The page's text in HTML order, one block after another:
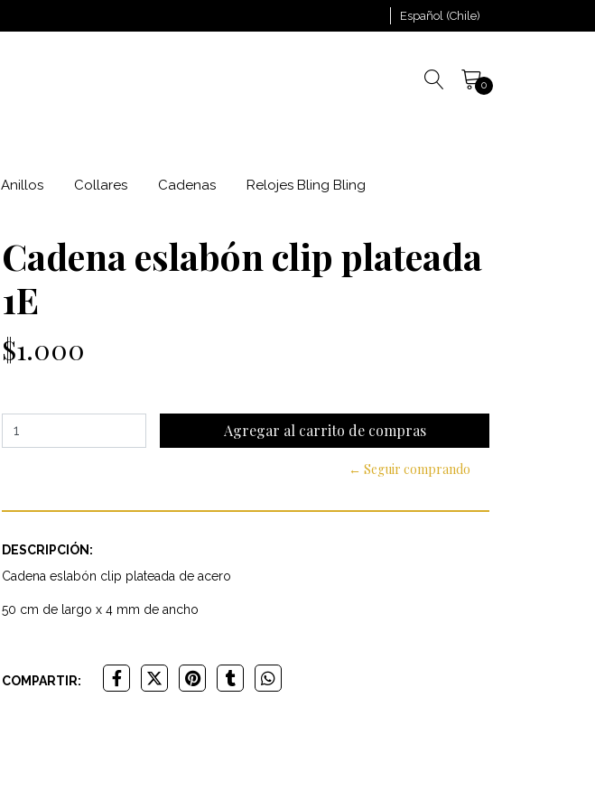
Español (Chile)
0
Anillos Collares Cadenas Relojes Bling Bling
Cadena eslabón clip plateada
1E
$1.000
← Seguir comprando
DESCRIPCIÓN:
Cadena eslabón clip plateada de acero
50 cm de largo x 4 mm de ancho
COMPARTIR: